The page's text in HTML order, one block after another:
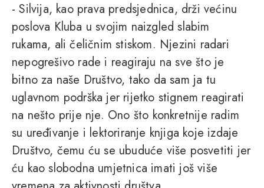
- Silvija, kao prava predsjednica, drži većinu
poslova Kluba u svojim naizgled slabim
rukama, ali čeličnim stiskom. Njezini radari
nepogrešivo rade i reagiraju na sve što je
bitno za naše Društvo, tako da sam ja tu
uglavnom podrška jer rijetko stignem reagirati
na nešto prije nje. Ono što konkretnije radim
su uređivanje i lektoriranje knjiga koje izdaje
Društvo, čemu ću se ubuduće više posvetiti jer
ću kao slobodna umjetnica imati još više